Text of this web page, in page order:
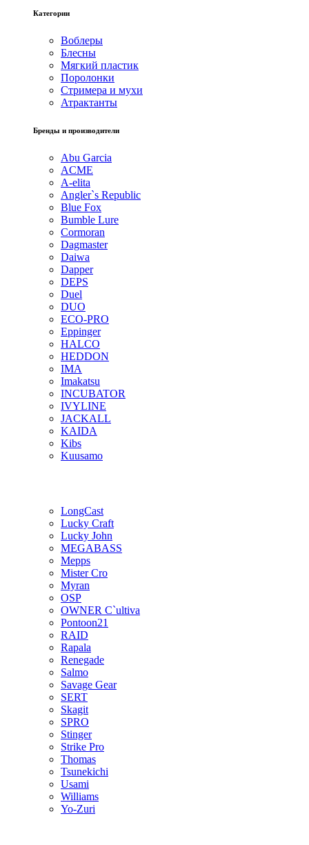
Категории
Воблеры
Блесны
Мягкий пластик
Поролонки
Стримера и мухи
Атрактанты
Бренды и производители
Abu Garcia
ACME
A-elita
Angler`s Republic
Blue Fox
Bumble Lure
Cormoran
Dagmaster
Daiwa
Dapper
DEPS
Duel
DUO
ECO-PRO
Eppinger
HALCO
HEDDON
IMA
Imakatsu
INCUBATOR
IVYLINE
JACKALL
KAIDA
Kibs
Kuusamo
LongCast
Lucky Craft
Lucky John
MEGABASS
Mepps
Mister Cro
Myran
OSP
OWNER C`ultiva
Pontoon21
RAID
Rapala
Renegade
Salmo
Savage Gear
SERT
Skagit
SPRO
Stinger
Strike Pro
Thomas
Tsunekichi
Usami
Williams
Yo-Zuri